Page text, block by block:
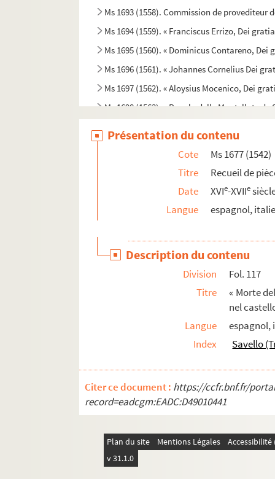
Ms 1693 (1558). Commission de
Ms 1694 (1559). « Franciscus Errizo, Dei
Ms 1695 (1560). « Dominicus Contareno,
Ms 1696 (1561). « Johannes Cornelius Dei
Ms 1697 (1562). « Aloysius Mocenico, Dei
Ms 1698 (1563). « Regola delle Mantellate
Ms 1705 (1570). « La Serafina d'Avila S.
Ms 1706 (1571). « Notes sur les principaux
Ms 1707 (1572). « Catalogue des manuscrits
Ms 1708 (1573). « Catechisme pèr la
Ms 1712 (1577). « Plurimarum benedictionum
Ms 1713 (1578). La Mireille de Mistral mise en
Ms 1714 (1579). « L'ancienne bibliothèque
Ms 1715 (1580). « Conclave della sede
Ms 1716 (1581). Correspondance de Joseph
Ms 1717 (1582). Correspondance de J.
Présentation du contenu
Cote
Ms 1677 (1542)
Titre
Recueil de
Date
XVIe-XVIIe
Langue
espagnol,
Description du contenu
Division
Fol. 117
Titre
« Morte
nel
Langue
espagnol,
Index
Savello
Citer ce document : https://ccfr.bnf.fr/
record=eadcgm:EADC:D49010441
Plan du site Mentions Légales
v 31.1.0